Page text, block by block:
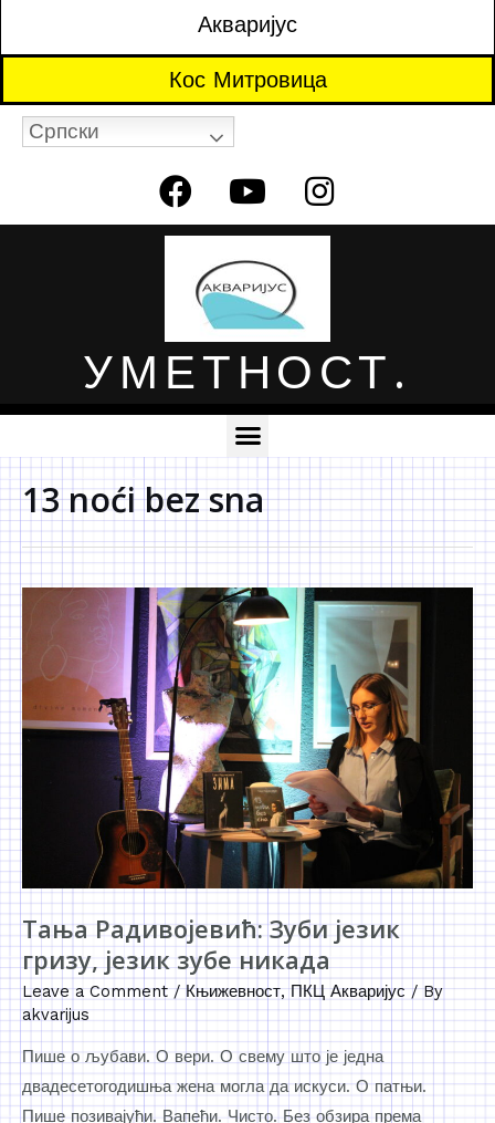
Акваријус
Кос Митровица
Српски
УМЕТНОСТ.
13 noći bez sna
Тања Радивојевић: Зуби језик
гризу, језик зубе никада
Leave a Comment /Књижевност,ПКЦ Акваријус/ By
akvarijus
Пише о љубави. О вери. О свему што је једна
двадесетогодишња жена могла да искуси. О патњи.
Пише позивајући. Вапећи. Чисто. Без обзира према